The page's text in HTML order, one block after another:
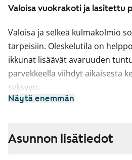
Valoisa vuokrakoti ja lasitettu
Valoisa ja selkeä kulmakolmio
tarpeisiin. Oleskelutila on
ikkunat lisäävät avaruuden
parvekkeella viihdyt aikaisesta
syksyyn.
säilytysratkaisut tekevät arjesta
Näytä enemmän
Asunnon lisätiedot